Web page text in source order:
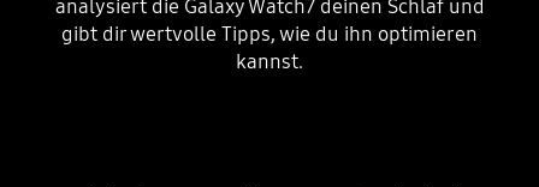
analysiert die Galaxy Watch7 deinen Schlaf und
gibt dir wertvolle Tipps, wie du ihn optimieren
kannst.